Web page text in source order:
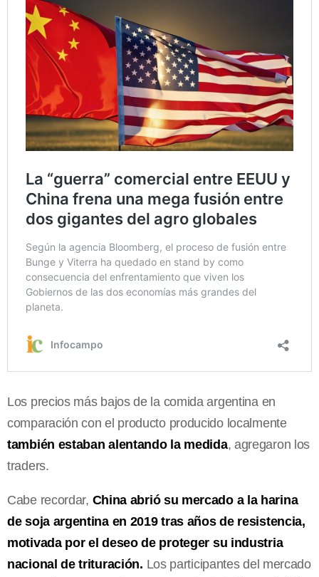
Los precios más bajos de la comida argentina en
comparación con el producto producido localmente
también estaban alentando la medida, agregaron los
traders.
Cabe recordar, China abrió su mercado a la harina
de soja argentina en 2019 tras años de resistencia,
motivada por el deseo de proteger su industria
nacional de trituración. Los participantes del mercado